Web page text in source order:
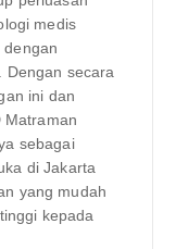
medis
Dengan secara
ini dan
Matraman
sebagai
di Jakarta
yang mudah
kepada